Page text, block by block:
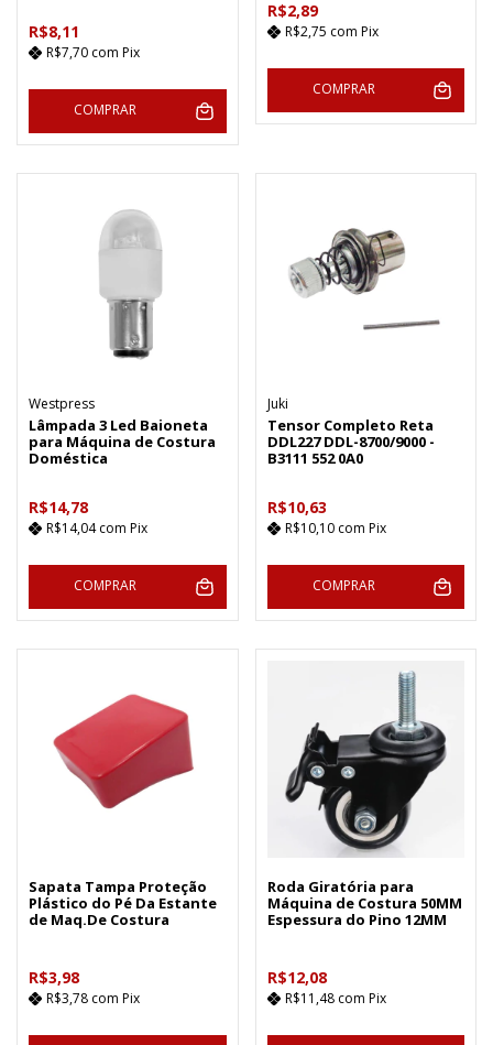
R$8,11
R$7,70 com Pix
COMPRAR
R$2,89
R$2,75 com Pix
COMPRAR
Westpress
Lâmpada 3 Led Baioneta
para Máquina de Costura
Doméstica
R$14,78
R$14,04com Pix
COMPRAR
Juki
Tensor Completo Reta
DDL227 DDL-8700/9000 -
B3111 552 0A0
R$10,63
R$10,10 com Pix
COMPRAR
Sapata Tampa Proteção
Plástico do Pé Da Estante
de Maq.De Costura
R$3,98
R$3,78 com Pix
Roda Giratória para
Máquina de Costura 50MM
Espessura do Pino 12MM
R$12,08
R$11,48 com Pix